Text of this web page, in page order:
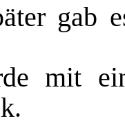
gab
mit